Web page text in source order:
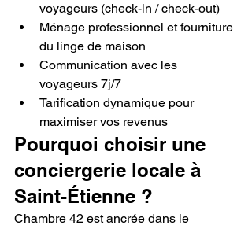
voyageurs (check-in / check-out)
Ménage professionnel et fourniture
du linge de maison
Communication avec les
voyageurs 7j/7
Tarification dynamique pour
maximiser vos revenus
Pourquoi choisir une
conciergerie locale à
Saint-Étienne ?
Chambre 42 est ancrée dans le